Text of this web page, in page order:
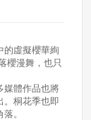
的虛擬櫻華絢
櫻漫舞，也只
媒體作品也將
桐花季也即
。